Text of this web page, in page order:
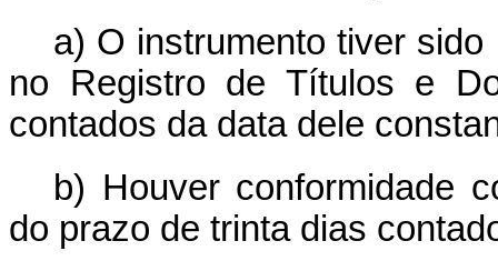
a) O instrumento tiver
no Registro de Títulos e
contados da data dele
b) Houver conformidade
do prazo de trinta dias